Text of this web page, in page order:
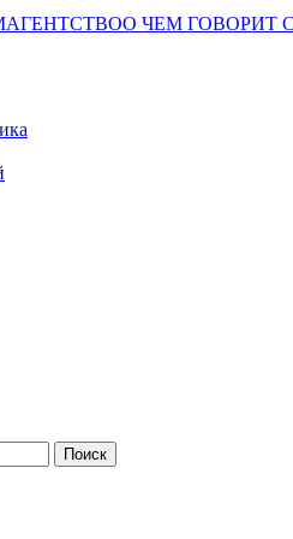
О ЧЕМ ГОВОРИТ